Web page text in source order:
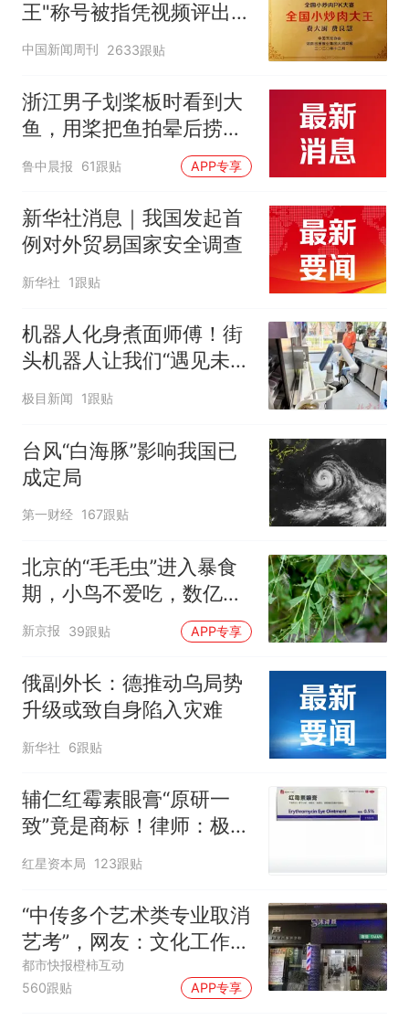
王"称号被指凭视频评出
官方回应
中国新闻周刊 2633跟贴
浙江男子划桨板时看到大
鱼，用桨把鱼拍晕后捞
起；当事人：鱼重7斤6
两，做成红烧辣子鱼块，
味道很好
鲁中晨报 61跟贴 APP专享
新华社消息｜我国发起首
例对外贸易国家安全调查
新华社 1跟贴
机器人化身煮面师傅！街
头机器人让我们“遇见未
来”
极目新闻 1跟贴
台风“白海豚”影响我国已
成定局
第一财经 167跟贴
北京的“毛毛虫”进入暴食
期，小鸟不爱吃，数亿头
小蜂迎战
新京报 39跟贴 APP专享
俄副外长：德推动乌局势
升级或致自身陷入灾难
新华社 6跟贴
辅仁红霉素眼膏“原研一
致”竟是商标！律师：极易
误导消费者，不妥
红星资本局 123跟贴
“中传多个艺术类专业取消
艺考”，网友：文化工作者
一定要有文化，这句话的
含金量还在持续上升
都市快报橙柿互动
560跟贴
APP专享